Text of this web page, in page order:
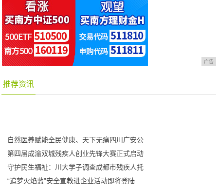
广告
推荐资讯
自然医养赋能全民健康、天下无痛四川广安公
第四届成渝双城残疾人创业先锋大赛正式启动
守护民生福祉：川大学子调查成都市残疾人托
“追梦火焰蓝”安全宣教进企业活动即将登陆